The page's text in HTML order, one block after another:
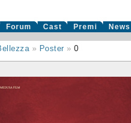
Forum Cast Premi News
» Poster »0